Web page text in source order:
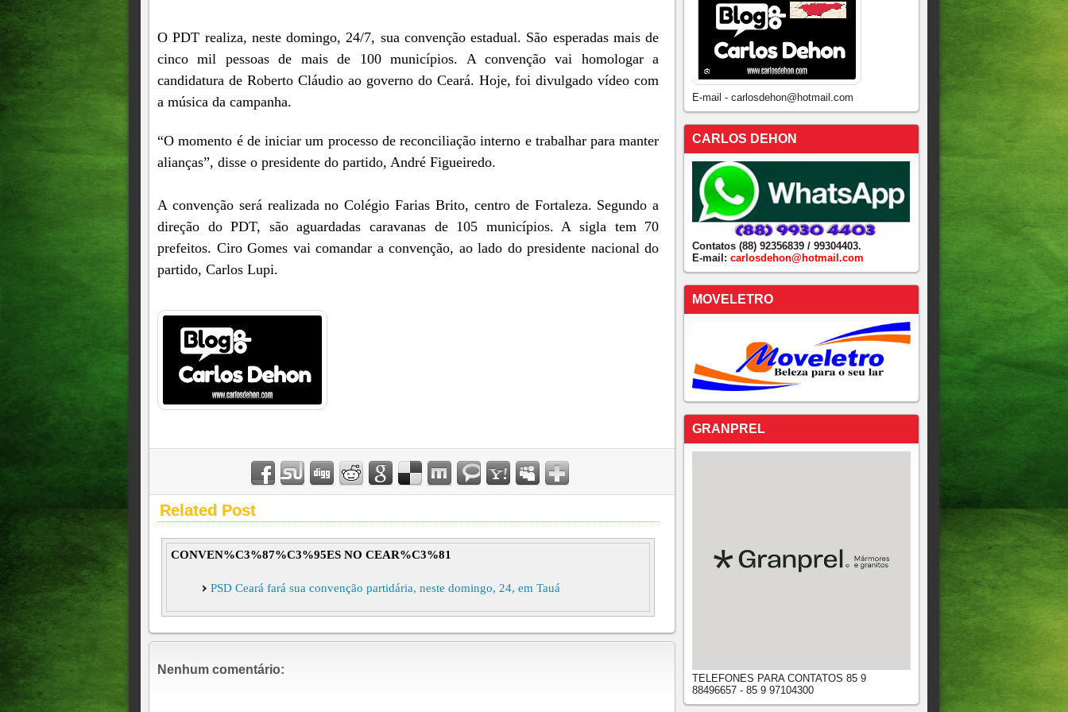
O PDT realiza, neste domingo, 24/7, sua convenção estadual. São esperadas mais de
cinco mil pessoas de mais de 100 municípios. A convenção vai homologar a
candidatura de Roberto Cláudio ao governo do Ceará. Hoje, foi divulgado vídeo com
a música da campanha.
“O momento é de iniciar um processo de reconciliação interno e trabalhar para manter
alianças”, disse o presidente do partido, André Figueiredo.
A convenção será realizada no Colégio Farias Brito, centro de Fortaleza. Segundo a
direção do PDT, são aguardadas caravanas de 105 municípios. A sigla tem 70
prefeitos. Ciro Gomes vai comandar a convenção, ao lado do presidente nacional do
partido, Carlos Lupi.
Related Post
CONVEN%C3%87%C3%95ES NO CEAR%C3%81
PSD Ceará fará sua convenção partidária, neste domingo, 24, em Tauá
Nenhum comentário:
E-mail - carlosdehon@hotmail.com
CARLOS DEHON
Contatos (88) 92356839 / 99304403.
E-mail: carlosdehon@hotmail.com
MOVELETRO
GRANPREL
TELEFONES PARA CONTATOS 85 9
88496657 - 85 9 97104300